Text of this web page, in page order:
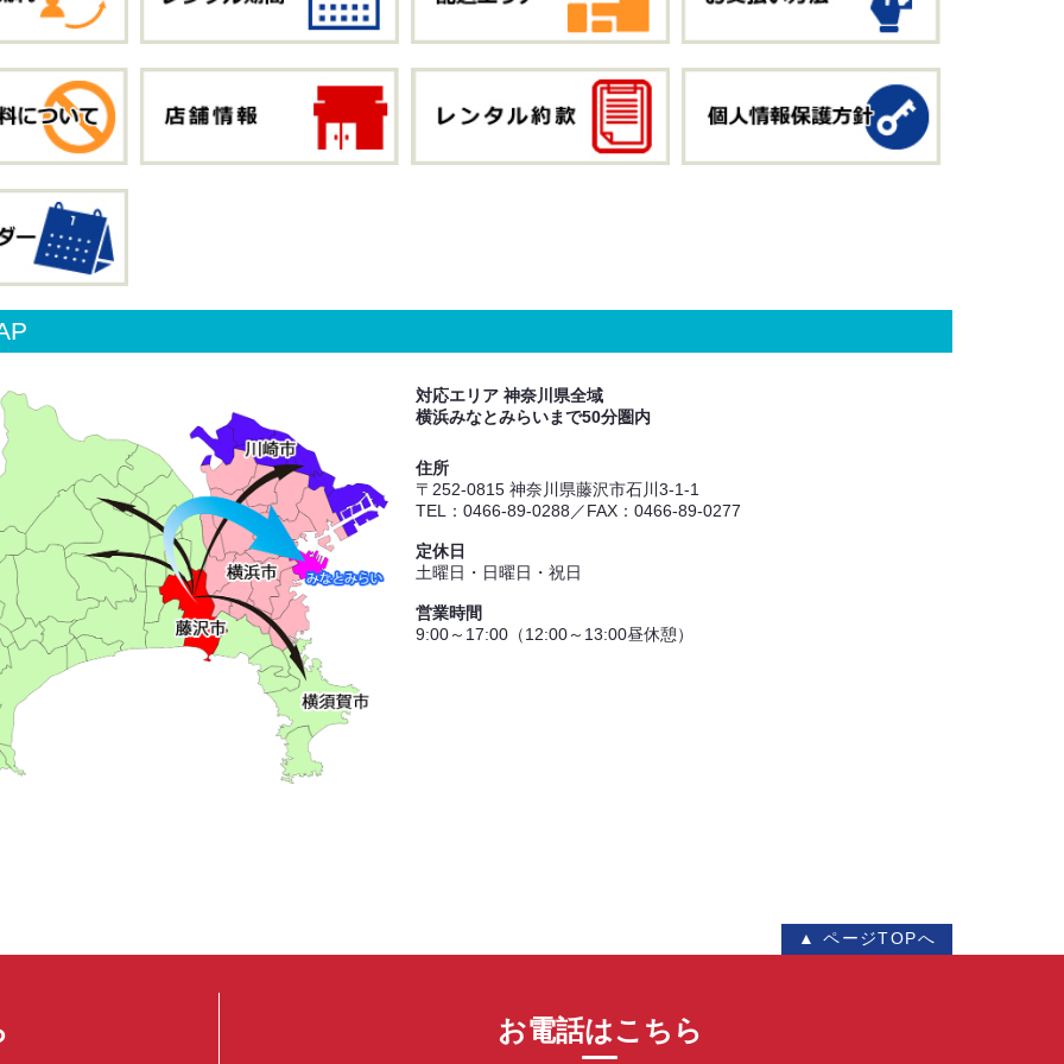
対応エリア 神奈川県全域
横浜みなとみらいまで50分圏内
住所
〒252-0815 神奈川県藤沢市石川3-1-1
TEL：0466-89-0288／FAX：0466-89-0277
定休日
土曜日・日曜日・祝日
営業時間
9:00～17:00（12:00～13:00昼休憩）
▲ ページTOPへ
お電話はこちら